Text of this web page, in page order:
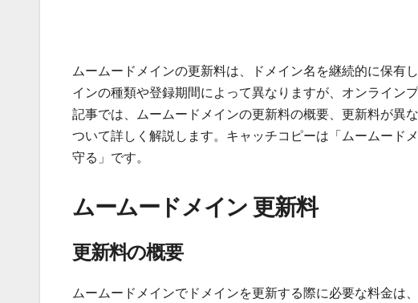
ムームードメインの更新料は、ドメイン名を継続的に保有
インの種類や登録期間によって異なりますが、オンライン
記事では、ムームードメインの更新料の概要、更新料が異
ついて詳しく解説します。キャッチコピーは「ムームード
守る」です。
ムームードメイン 更新料
更新料の概要
ムームードメインでドメインを更新する際に必要な料金は